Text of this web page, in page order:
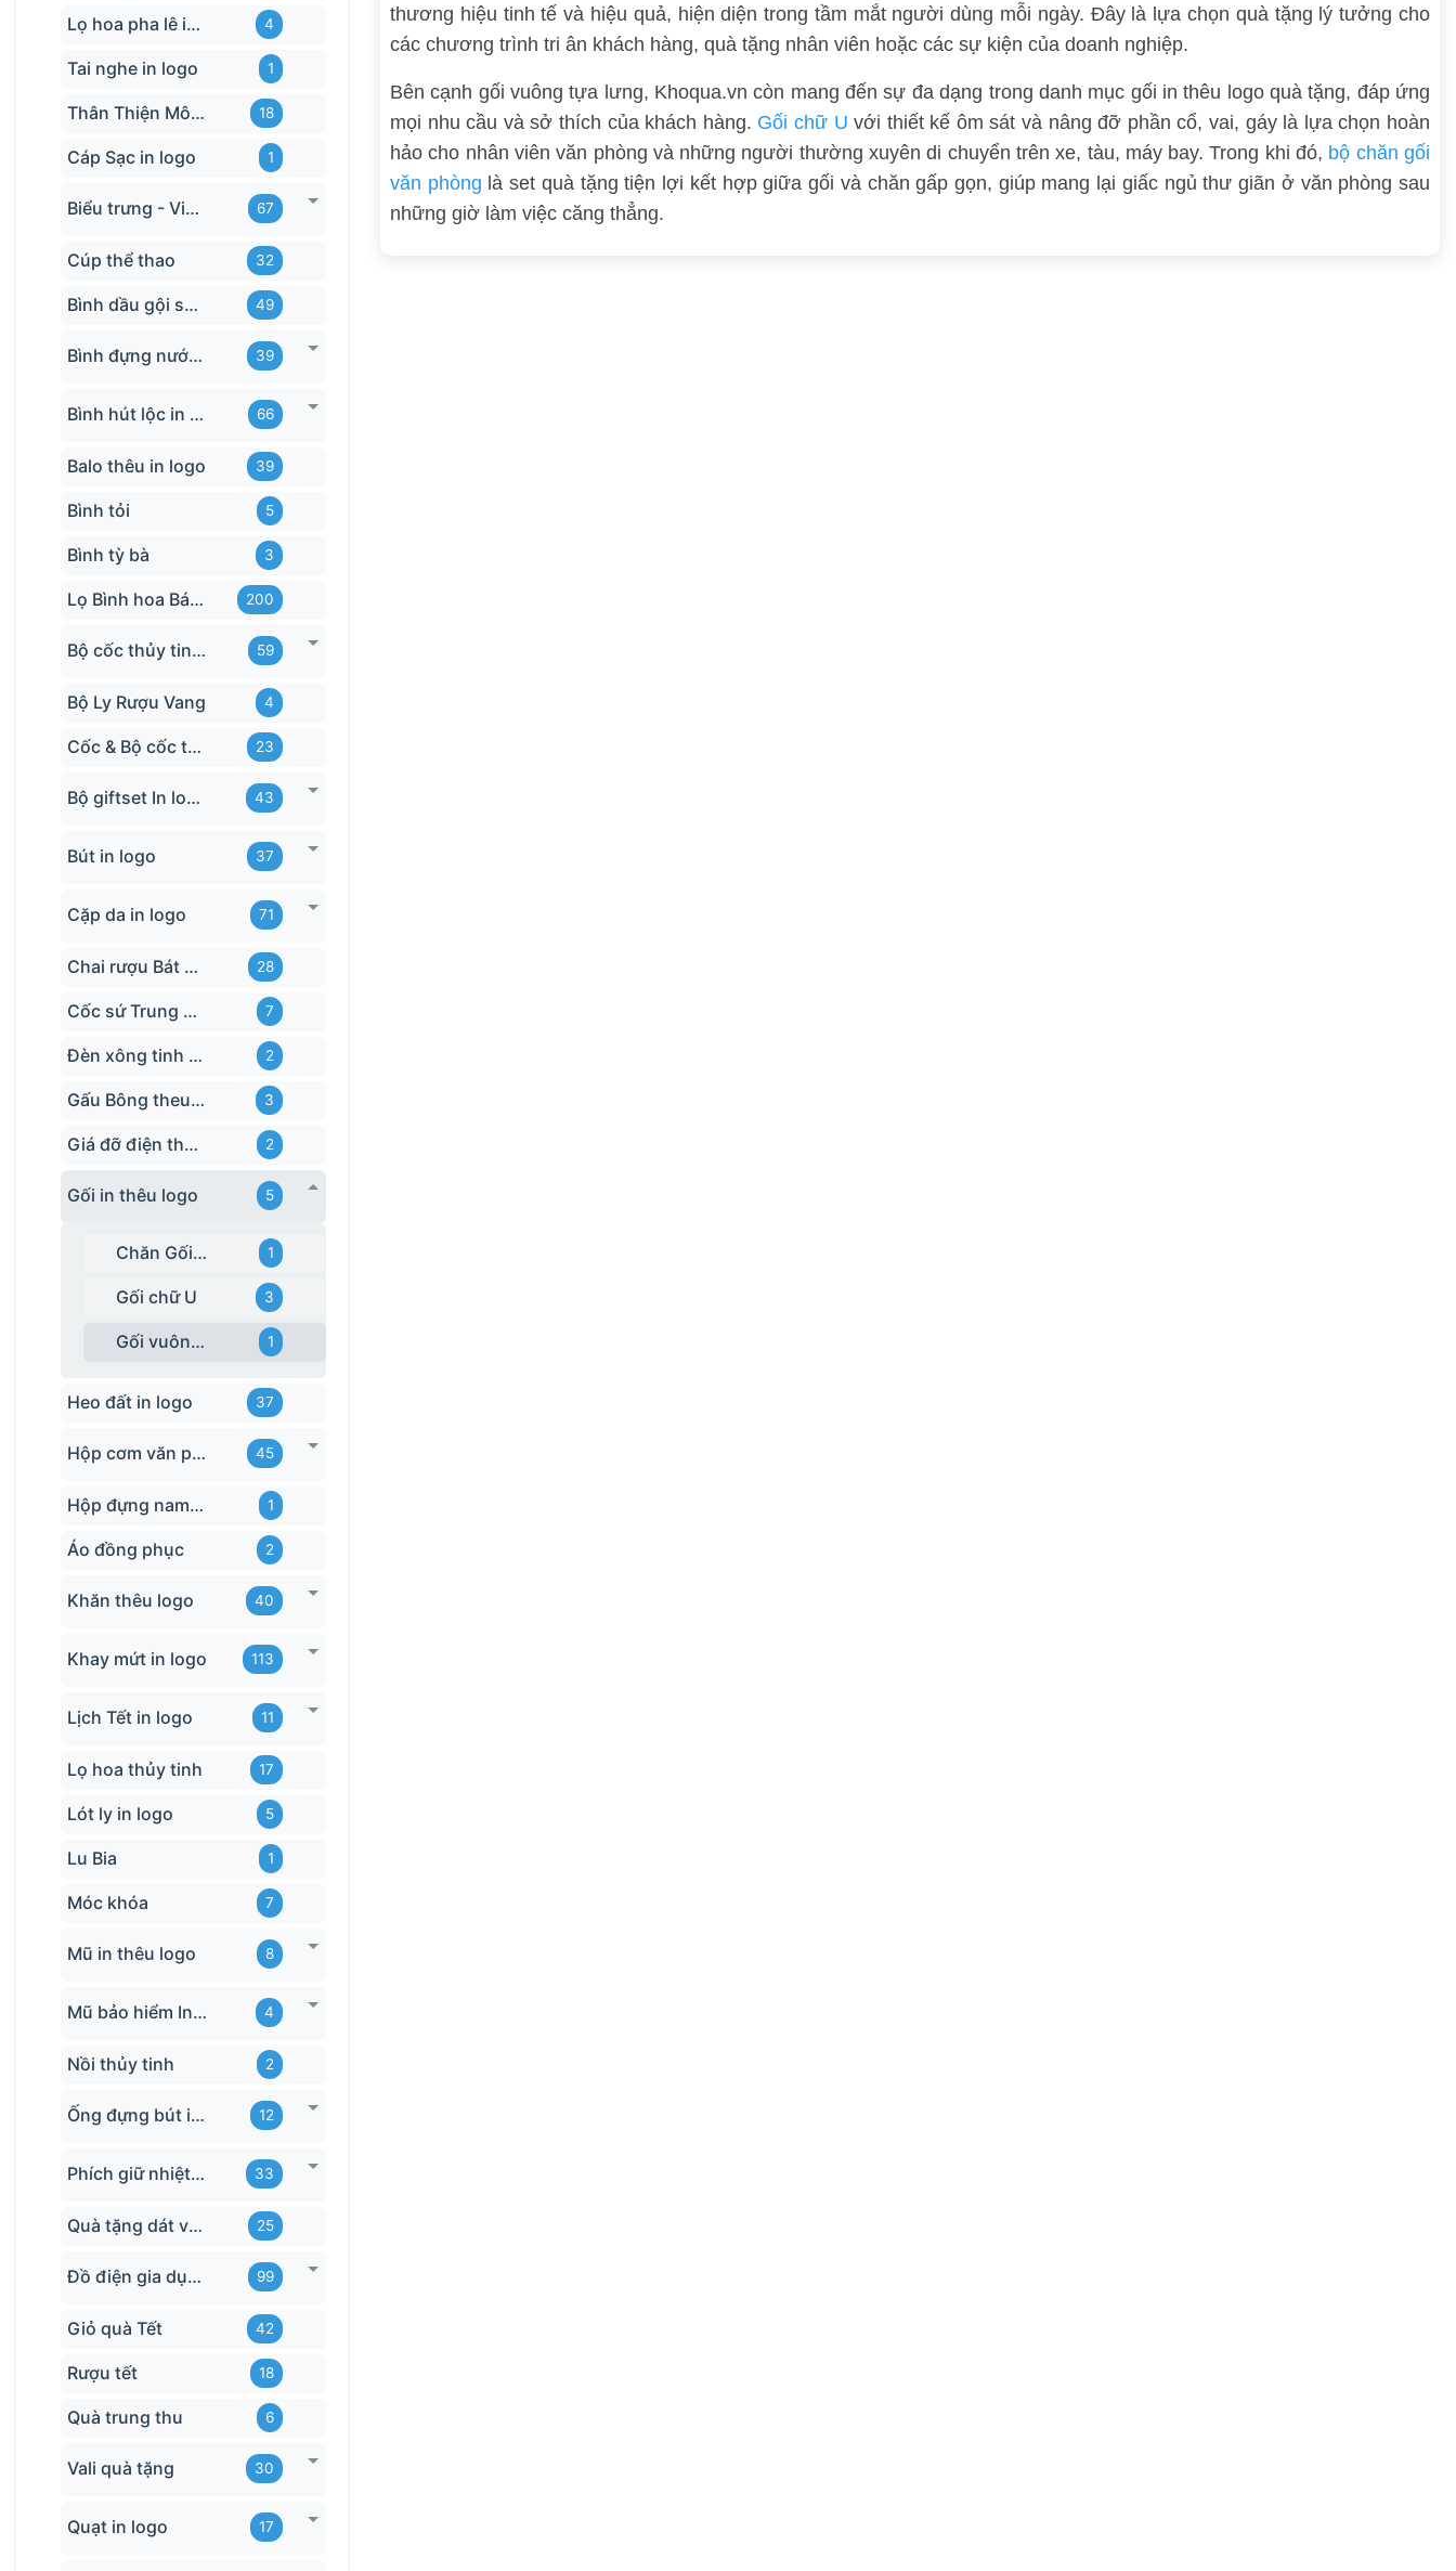
Lọ hoa pha lê in logo 4
Tai nghe in logo 1
Thân Thiện Môi trường 18
Cáp Sạc in logo 1
Biểu trưng - Vinh danh in logo 67
Cúp thể thao 32
Bình dầu gội sữa tắm 49
Bình đựng nước in logo 39
Bình hút lộc in logo 66
Balo thêu in logo 39
Bình tỏi 5
Bình tỳ bà 3
Lọ Bình hoa Bát Tràng in logo 200
Bộ cốc thủy tinh hãng 59
Bộ Ly Rượu Vang 4
Cốc & Bộ cốc thủy tinh TQ 23
Bộ giftset In logo 43
Bút in logo 37
Cặp da in logo 71
Chai rượu Bát Tràng 28
Cốc sứ Trung Quốc 7
Đèn xông tinh dầu 2
Gấu Bông theu-logo 3
Giá đỡ điện thoại 2
Gối in thêu logo 5
Chăn Gối Văn Phòng 1
Gối chữ U 3
Gối vuông tựa lưng 1
Heo đất in logo 37
Hộp cơm văn phòng 45
Hộp đựng name card 1
Áo đồng phục 2
Khăn thêu logo 40
Khay mứt in logo 113
Lịch Tết in logo 11
Lọ hoa thủy tinh 17
Lót ly in logo 5
Lu Bia 1
Móc khóa 7
Mũ in thêu logo 8
Mũ bảo hiểm In logo 4
Nồi thủy tinh 2
Ống đựng bút in logo 12
Phích giữ nhiệt quà tặng 33
Quà tặng dát vàng 25
Đồ điện gia dụng in logo 99
Giỏ quà Tết 42
Rượu tết 18
Quà trung thu 6
Vali quà tặng 30
Quạt in logo 17
thương hiệu tinh tế và hiệu quả, hiện diện trong tầm mắt người dùng mỗi ngày. Đây là lựa chọn quà tặng lý tưởng cho
các chương trình tri ân khách hàng, quà tặng nhân viên hoặc các sự kiện của doanh nghiệp.
Bên cạnh gối vuông tựa lưng, Khoqua.vn còn mang đến sự đa dạng trong danh mục gối in thêu logo quà tặng, đáp ứng
mọi nhu cầu và sở thích của khách hàng. Gối chữ U với thiết kế ôm sát và nâng đỡ phần cổ, vai, gáy là lựa chọn hoàn
hảo cho nhân viên văn phòng và những người thường xuyên di chuyển trên xe, tàu, máy bay. Trong khi đó, bộ chăn gối
văn phòng là set quà tặng tiện lợi kết hợp giữa gối và chăn gấp gọn, giúp mang lại giấc ngủ thư giãn ở văn phòng sau
những giờ làm việc căng thẳng.